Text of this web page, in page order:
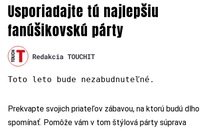
Usporiadajte tú najlepšiu
fanúšikovskú párty
Redakcia TOUCHIT
Toto leto bude nezabudnuteľné.
Prekvapte svojich priateľov zábavou, na ktorú budú dlho
spomínať. Pomôže vám v tom štýlová párty súprava